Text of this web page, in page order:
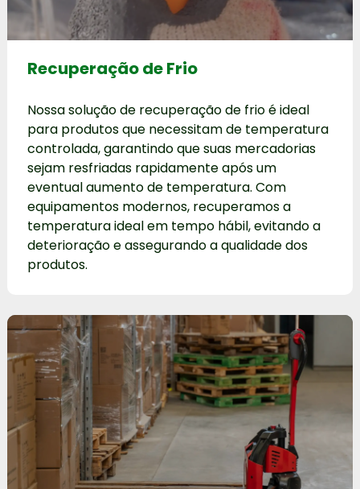
Recuperação de Frio
Nossa solução de recuperação de frio é ideal
para produtos que necessitam de temperatura
controlada, garantindo que suas mercadorias
sejam resfriadas rapidamente após um
eventual aumento de temperatura. Com
equipamentos modernos, recuperamos a
temperatura ideal em tempo hábil, evitando a
deterioração e assegurando a qualidade dos
produtos.